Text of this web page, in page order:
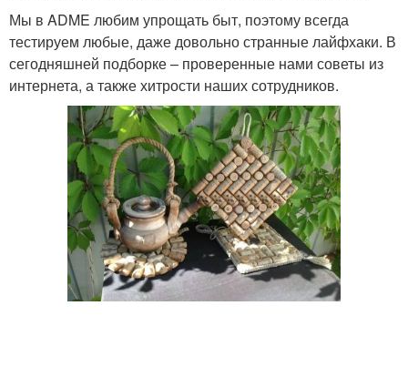
Мы в ADME любим упрощать быт, поэтому всегда
тестируем любые, даже довольно странные лайфхаки. В
сегодняшней подборке – проверенные нами советы из
интернета, а также хитрости наших сотрудников.